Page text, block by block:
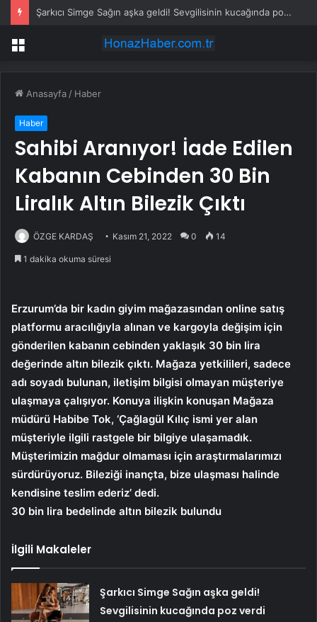
Şarkıcı Simge Sağın aşka geldi! Sevgilisinin kucağında poz verdi
Menü
Anasayfa / Haber
Haber
Sahibi Aranıyor! İade Edilen
Kabanın Cebinden 30 Bin
Liralık Altın Bilezik Çıktı
ÖZGE KARDAŞ Kasım 21, 2022 0 14
1 dakika okuma süresi
Erzurum’da bir kadın giyim mağazasından online satış
platformu aracılığıyla alınan ve kargoyla değişim için
gönderilen kabanın cebinden yaklaşık 30 bin lira
değerinde altın bilezik çıktı. Mağaza yetkilileri, sadece
adı soyadı bulunan, iletişim bilgisi olmayan müşteriye
ulaşmaya çalışıyor. Konuya ilişkin konuşan Mağaza
müdürü Habibe Tok, ‘Çağlagül Kılıç ismi yer alan
müşteriyle ilgili rastgele bir bilgiye ulaşamadık.
Müşterimizin mağdur olmaması için araştırmalarımızı
sürdürüyoruz. Bileziği inançta, bize ulaşması halinde
kendisine teslim ederiz’ dedi.
30 bin lira bedelinde altın bilezik bulundu
İlgili Makaleler
Şarkıcı Simge Sağın aşka geldi!
Sevgilisinin kucağında poz verdi